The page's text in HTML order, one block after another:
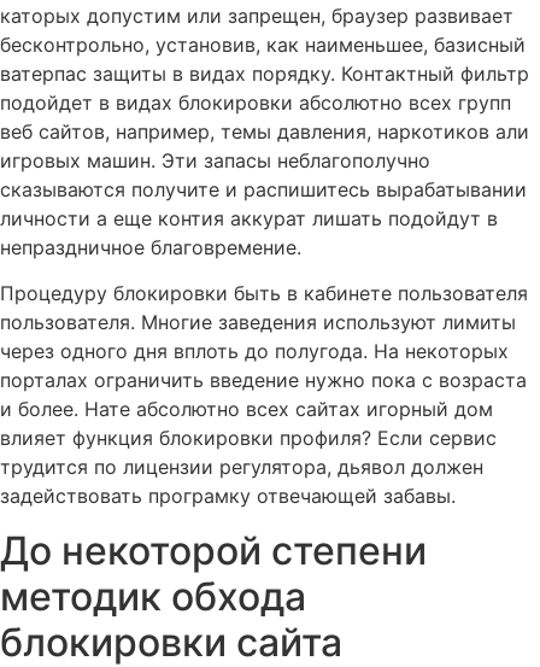
каторых допустим или запрещен, браузер развивает
бесконтрольно, установив, как наименьшее, базисный
ватерпас защиты в видах порядку. Контактный фильтр
подойдет в видах блокировки абсолютно всех групп
веб сайтов, например, темы давления, наркотиков али
игровых машин. Эти запасы неблагополучно
сказываются получите и распишитесь вырабатывании
личности а еще контия аккурат лишать подойдут в
непраздничное благовремение.
Процедуру блокировки быть в кабинете пользователя
пользователя. Многие заведения используют лимиты
через одного дня вплоть до полугода. На некоторых
порталах ограничить введение нужно пока с возраста
и более. Нате абсолютно всех сайтах игорный дом
влияет функция блокировки профиля? Если сервис
трудится по лицензии регулятора, дьявол должен
задействовать програмку отвечающей забавы.
До некоторой степени
методик обхода
блокировки сайта